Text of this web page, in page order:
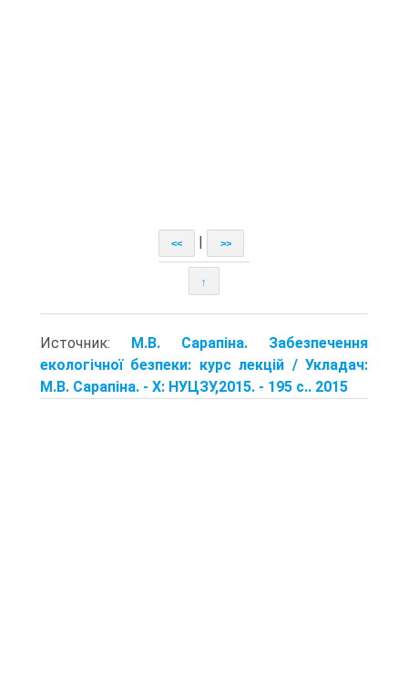
<< >>
↑
Источник: М.В. Сарапіна. Забезпечення
екологічної безпеки: курс лекцій / Укладач:
М.В. Сарапіна. - Х: НУЦЗУ,2015. - 195 с.. 2015